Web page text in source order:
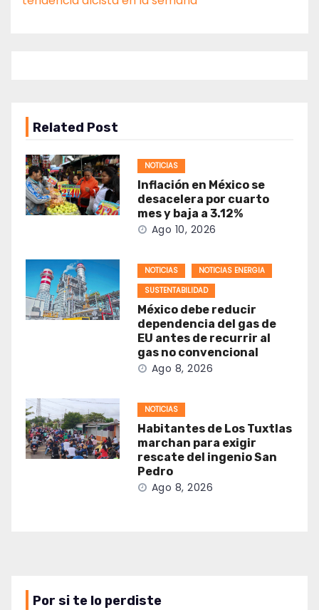
Related Post
NOTICIAS
Inflación en México se
desacelera por cuarto
mes y baja a 3.12%
Ago 10, 2026
NOTICIAS
NOTICIAS ENERGIA
SUSTENTABILIDAD
México debe reducir
dependencia del gas de
EU antes de recurrir al
gas no convencional
Ago 8, 2026
NOTICIAS
Habitantes de Los Tuxtlas
marchan para exigir
rescate del ingenio San
Pedro
Ago 8, 2026
Por si te lo perdiste